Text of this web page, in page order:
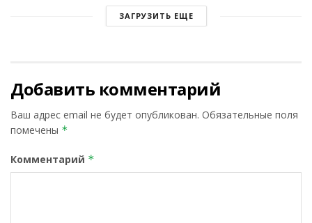
ЗАГРУЗИТЬ ЕЩЕ
Добавить комментарий
Ваш адрес email не будет опубликован. Обязательные поля
помечены *
Комментарий *